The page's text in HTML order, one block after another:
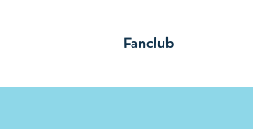
Fanclub